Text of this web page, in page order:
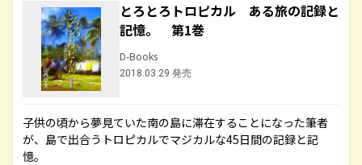
とろとろトロピカル ある旅の記録と
記憶。 第1巻
D-Books
2018.03.29 発売
子供の頃から夢見ていた南の島に滞在することになった筆者
が、島で出合うトロピカルでマジカルな45日間の記録と記
憶。